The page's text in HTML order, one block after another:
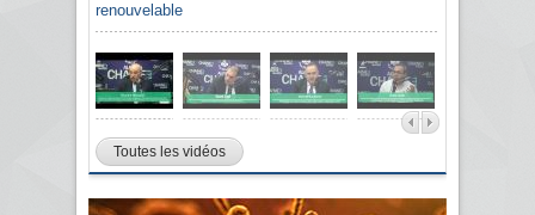
renouvelable
Toutes les vidéos